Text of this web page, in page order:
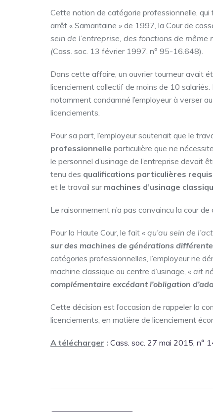
Cette notion de catégorie professionnelle, qui
arrêt « Samaritaine » de 1997, la Cour de
sein de l’entreprise, des fonctions de
(Cass. soc. 13 février 1997, n° 95-16.648).
Dans cette affaire, un ouvrier tourneur avait
licenciement collectif de moins de 10
notamment condamné l’employeur à verser
licenciements.
Pour sa part, l’employeur soutenait que le
professionnelle particulière que ne
le personnel d’usinage de l’entreprise devait
tenu des qualifications particulières
et le travail sur machines d’usinage
Le raisonnement n’a pas convaincu la cour
Pour la Haute Cour, le fait « qu’au sein de
sur des machines de générations
catégories professionnelles, l’employeur ne
machine classique ou centre d’usinage, « ait
complémentaire excédant l’obligation
Cette décision est l’occasion de rappeler la
licenciements, en matière de licenciement
A télécharger : Cass. soc. 27 mai 2015, n°